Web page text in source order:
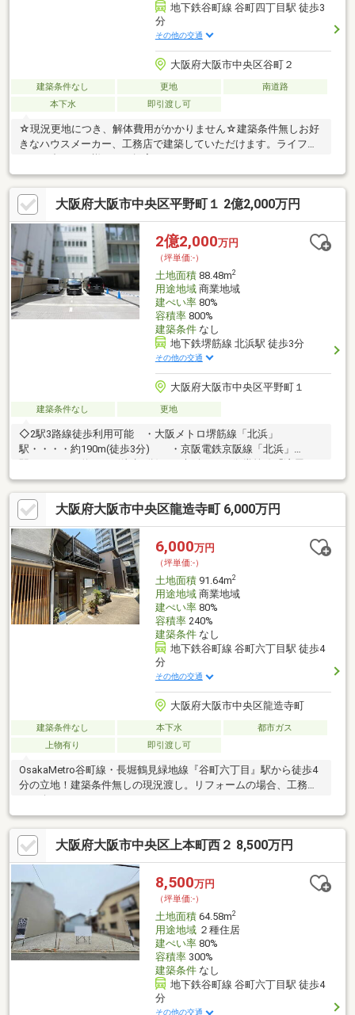
地下鉄谷町線 谷町四丁目駅 徒歩3
分
その他の交通
大阪府大阪市中央区谷町２
建築条件なし 更地
南道路
本下水
即引渡し可
☆現況更地につき、解体費用がかかりません☆建築条件無しお好
きなハウスメーカー、工務店で建築していただけます。ライフプ
ランに合わせた様々なご提案をさせていただきますので、ぜひお
気軽にお問合せください。【アクセス】大阪市谷町線 谷町四丁目
駅 徒歩3分大阪市谷町線 天満橋駅 徒歩5分京阪電気鉄道京阪線 天
満橋駅 徒歩7分【周辺施設】レジャー「大阪城」徒歩17分公共施
設「大阪府庁」徒歩6分公共施設「大阪市中央区役所」徒歩17分
大阪城公園の西側に位置します。コンビニ「ファミリーマート薬
ヒグチ谷町二丁目店」まで徒歩1分の便利な立地です。
大阪府大阪市中央区平野町１ 2億2,000万円
2億2,000万円
（坪単価:-）
土地面積88.48m2
用途地域商業地域
建ぺい率80%
容積率800%
建築条件なし
地下鉄堺筋線 北浜駅 徒歩3分
その他の交通
大阪府大阪市中央区平野町１
建築条件なし 更地
◇2駅3路線徒歩利用可能 ・大阪メトロ堺筋線「北浜」
駅・・・・約190m(徒歩3分) ・京阪電鉄京阪線「北浜」
橋」駅・・約700m(徒歩9分)◇公簿面積88.48㎡（約26.76坪）
大阪府大阪市中央区龍造寺町 6,000万円
6,000万円
（坪単価:-）
土地面積91.64m2
用途地域商業地域
建ぺい率80%
容積率240%
建築条件なし
地下鉄谷町線 谷町六丁目駅 徒歩4
分
その他の交通
大阪府大阪市中央区龍造寺町
建築条件なし 本下水
都市ガス
上物有り
即引渡し可
OsakaMetro谷町線・長堀鶴見緑地線『谷町六丁目』駅から徒歩4
分の立地！建築条件無しの現況渡し。リフォームの場合、工務店
大阪府大阪市中央区上本町西２ 8,500万円
8,500万円
（坪単価:-）
土地面積64.58m2
用途地域２種住居
建ぺい率80%
容積率300%
建築条件なし
地下鉄谷町線 谷町六丁目駅 徒歩4
分
その他の交通